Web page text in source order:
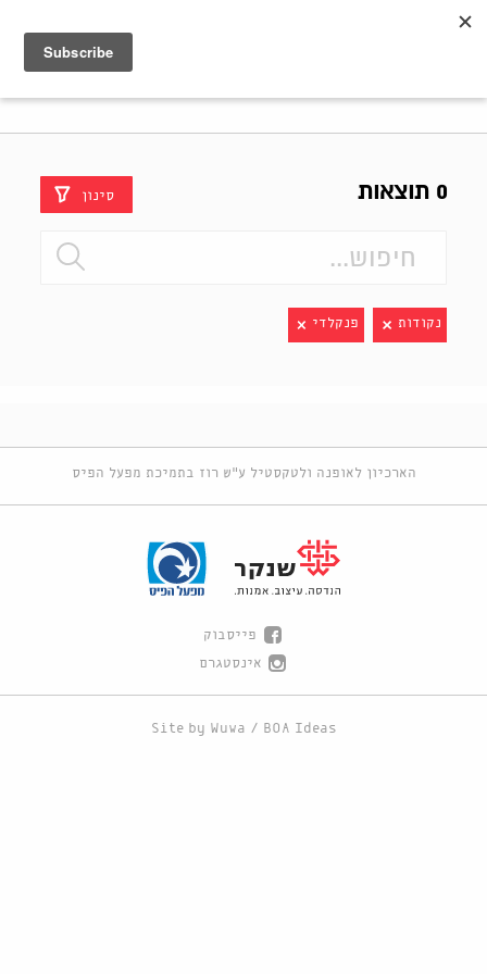
0 תוצאות סינון
נקודות פנקלדי
הארכיון לאופנה ולטקסטיל ע"ש רוז בתמיכת מפעל הפיס
פייסבוק
אינסטגרם
Site by Wuwa / BOA Ideas